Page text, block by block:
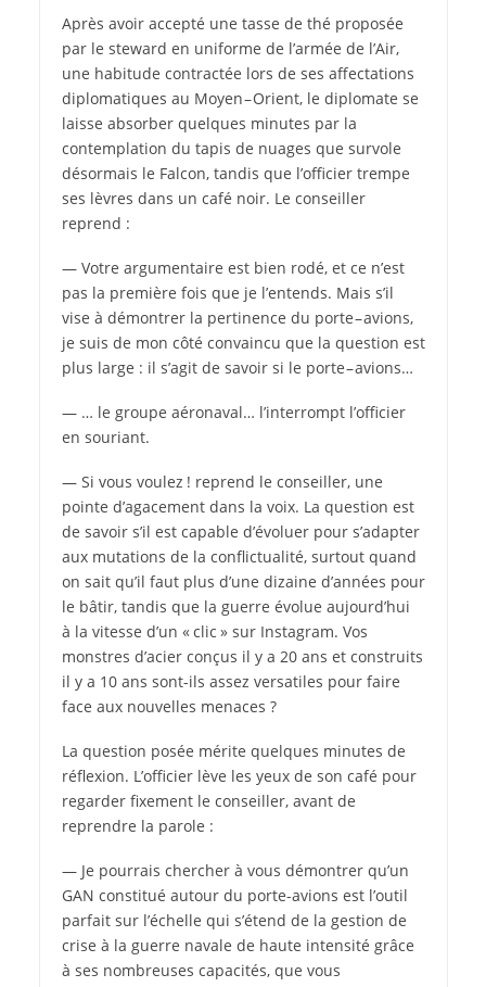
Après avoir accepté une tasse de thé proposée
par le steward en uniforme de l’armée de l’Air,
une habitude contractée lors de ses affectations
diplomatiques au Moyen – Orient, le diplomate se
laisse absorber quelques minutes par la
contemplation du tapis de nuages que survole
désormais le Falcon, tandis que l’officier trempe
ses lèvres dans un café noir. Le conseiller
reprend :
— Votre argumentaire est bien rodé, et ce n’est
pas la première fois que je l’entends. Mais s’il
vise à démontrer la pertinence du porte – avions,
je suis de mon côté convaincu que la question est
plus large : il s’agit de savoir si le porte – avions…
— … le groupe aéronaval… l’interrompt l’officier
en souriant.
— Si vous voulez ! reprend le conseiller, une
pointe d’agacement dans la voix. La question est
de savoir s’il est capable d’évoluer pour s’adapter
aux mutations de la conflictualité, surtout quand
on sait qu’il faut plus d’une dizaine d’années pour
le bâtir, tandis que la guerre évolue aujourd’hui
à la vitesse d’un « clic » sur Instagram. Vos
monstres d’acier conçus il y a 20 ans et construits
il y a 10 ans sont-ils assez versatiles pour faire
face aux nouvelles menaces ?
La question posée mérite quelques minutes de
réflexion. L’officier lève les yeux de son café pour
regarder fixement le conseiller, avant de
reprendre la parole :
— Je pourrais chercher à vous démontrer qu’un
GAN constitué autour du porte-avions est l’outil
parfait sur l’échelle qui s’étend de la gestion de
crise à la guerre navale de haute intensité grâce
à ses nombreuses capacités, que vous